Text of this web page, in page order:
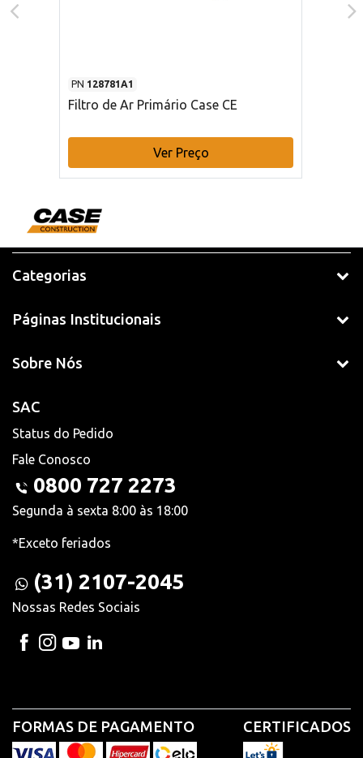
PN 128781A1
Filtro de Ar Primário Case CE
Ver Preço
Categorias
Páginas Institucionais
Sobre Nós
SAC
Status do Pedido
Fale Conosco
0800 727 2273
Segunda à sexta 8:00 às 18:00
*Exceto feriados
(31) 2107-2045
Nossas Redes Sociais
FORMAS DE PAGAMENTO CERTIFICADOS